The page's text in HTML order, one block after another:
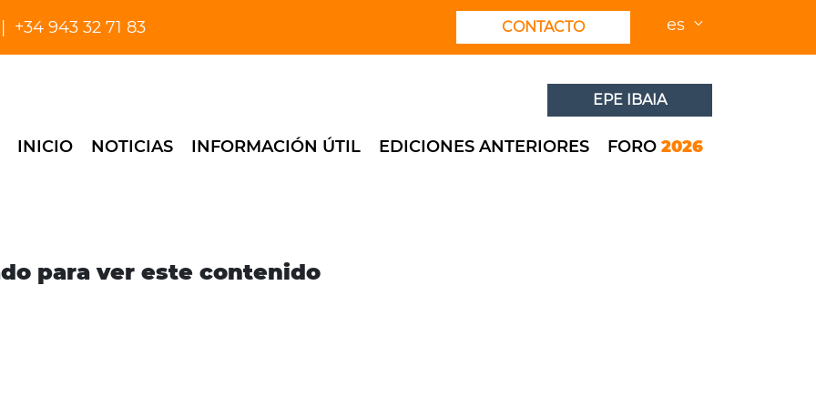
+34 943 32 71 83 CONTACTO es
EPE IBAIA
INICIO NOTICIAS INFORMACIÓN ÚTIL EDICIONES ANTERIORES FORO 2026
para ver este contenido